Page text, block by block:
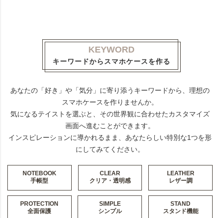
KEYWORD
キーワードからスマホケースを作る
あなたの「好き」や「気分」に寄り添うキーワードから、理想の
スマホケースを作りませんか。
気になるテイストを選ぶと、その世界観に合わせたカスタマイズ
画面へ進むことができます。
インスピレーションに導かれるまま、あなたらしい特別な1つを形
にしてみてください。
NOTEBOOK
手帳型
CLEAR
クリア・透明感
LEATHER
レザー調
PROTECTION
全面保護
SIMPLE
シンプル
STAND
スタンド機能